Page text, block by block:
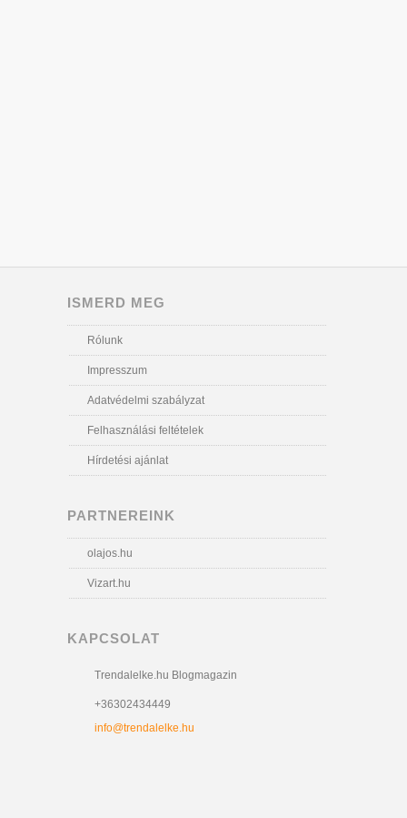
ISMERD MEG
Rólunk
Impresszum
Adatvédelmi szabályzat
Felhasználási feltételek
Hírdetési ajánlat
PARTNEREINK
olajos.hu
Vizart.hu
KAPCSOLAT
Trendalelke.hu Blogmagazin
+36302434449
info@trendalelke.hu